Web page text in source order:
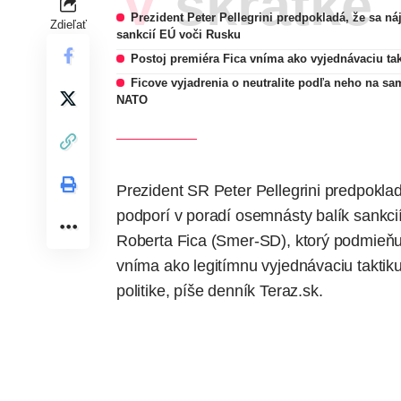
Zdieľať
Prezident Peter Pellegrini predpokladá, že sa
sankcií EÚ voči Rusku
Postoj premiéra Fica vníma ako vyjednávaciu
Ficove vyjadrenia o neutralite podľa neho na
NATO
Prezident SR Peter Pellegrini
podporí v poradí osemnásty balík
Roberta Fica (Smer-SD), ktorý
vníma ako legitímnu vyjednávaciu
politike, píšedenník Teraz.sk.